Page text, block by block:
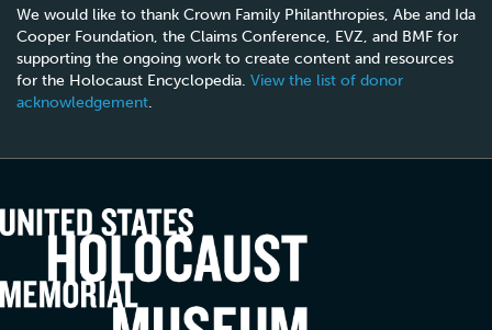
We would like to thank Crown Family Philanthropies, Abe and Ida
Cooper Foundation, the Claims Conference, EVZ, and BMF for
supporting the ongoing work to create content and resources
for the Holocaust Encyclopedia. View the list of donor
acknowledgement.